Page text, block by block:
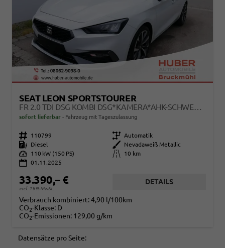
SEAT LEON SPORTSTOURER
FR 2.0 TDI DSG KOMBI DSG*KAMERA*AHK-SCHWENKBAR*NAVI*TEMPOMAT*WINTERPAKET*
sofort lieferbar Fahrzeug mit Tageszulassung
Fahrzeugnr. 110799 Getriebe Automatik
Kraftstoff
Diesel Außenfarbe
Nevadaweiß Metallic
Leistung
110 kW (150 PS) Kilometerstand
10 km
01.11.2025
33.390,– €
incl. 19% MwSt.
DETAILS
Verbrauch kombiniert:4,90 l/100km
CO2-Klasse: D
CO2-Emissionen: 129,00 g/km
Datensätze pro Seite: